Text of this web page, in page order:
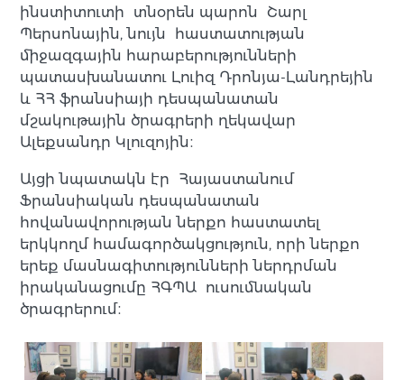
ինստիտուտի տնօրեն պարոն Շարլ
Պերսոնային, նույն հաստատության
միջազգային հարաբերությունների
պատասխանատու Լուիզ Դրոնյա-Լանդրեյին
և ՀՀ ֆրանսիայի դեսպանատան
մշակութային ծրագրերի ղեկավար
Ալեքսանդր Կլուզոյին։
Այցի նպատակն էր Հայաստանում
Ֆրանսիական դեսպանատան
հովանավորության ներքո հաստատել
երկկողմ համագործակցություն, որի ներքո
երեք մասնագիտությունների ներդրման
իրականացումը ՀԳՊԱ ուսումնական
ծրագրերում։